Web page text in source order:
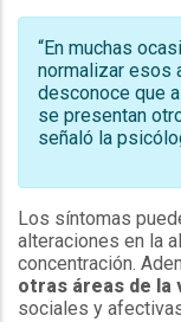
“En muchas
normalizar esos
desconoce que
se presentan
señaló la
Los síntomas
alteraciones en la
concentración.
otras áreas de la
sociales y